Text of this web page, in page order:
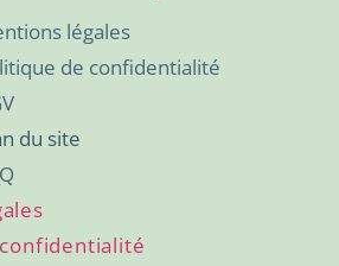
légales
de confidentialité
du site